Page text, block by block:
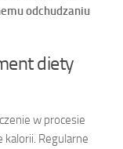
odchudzaniu
diety
w procesie
kalorii. Regularne